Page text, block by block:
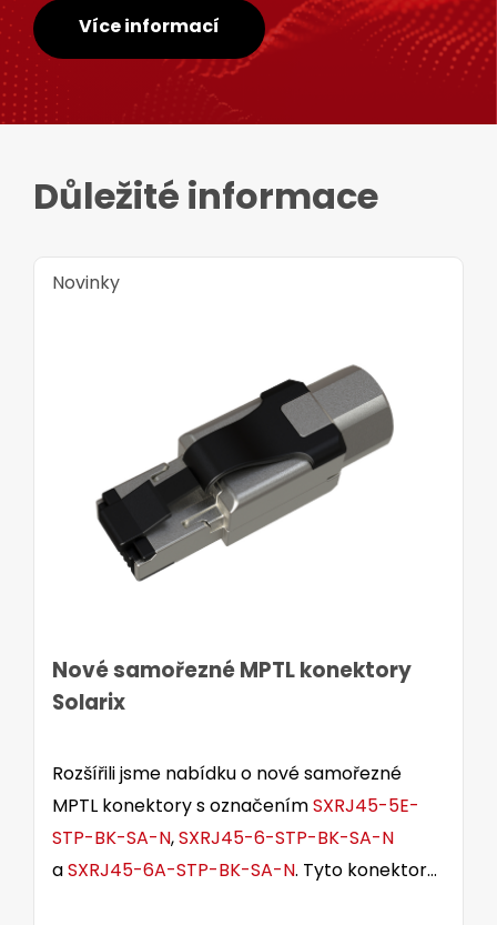
Více informací
Důležité informace
Novinky
Nové samořezné MPTL konektory
Solarix
Rozšířili jsme nabídku o nové samořezné
MPTL konektory s označenímSXRJ45-5E-
STP-BK-SA-N,SXRJ45-6-STP-BK-SA-N
aSXRJ45-6A-STP-BK-SA-N. Tyto konektory